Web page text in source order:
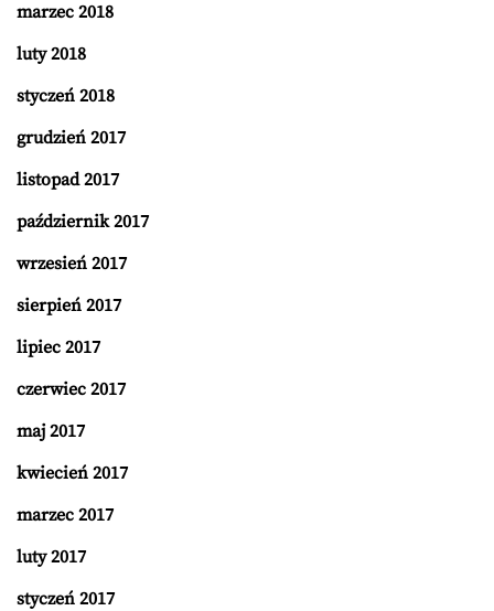
marzec 2018
luty 2018
styczeń 2018
grudzień 2017
listopad 2017
październik 2017
wrzesień 2017
sierpień 2017
lipiec 2017
czerwiec 2017
maj 2017
kwiecień 2017
marzec 2017
luty 2017
styczeń 2017